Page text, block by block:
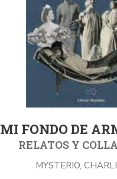
MI FONDO DE
RELATOS Y
MYSTERIO,